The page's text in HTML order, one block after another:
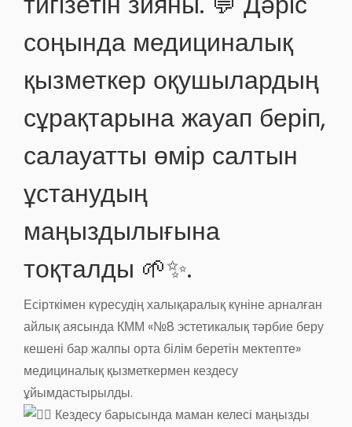
соңында медициналық
қызметкер оқушылардың
сұрақтарына жауап беріп,
салауатты өмір салтын
ұстанудың
маңыздылығына
тоқталды 🌱✨.
Есірткімен күресудің халықаралық күніне арналған
айлық аясында КММ «№8 эстетикалық тәрбие беру
кешені бар жалпы орта білім беретін мектепте»
медициналық қызметкермен кездесу
ұйымдастырылды.
Кездесу барысында маман келесі маңызды